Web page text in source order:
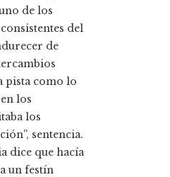
de los
del
de
pista como lo
los
los
sentencia.
dice que hacía
un festín